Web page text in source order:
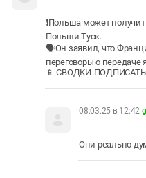
❗Польша может
Польши Туск.
🗣Он заявил, что
переговоры о передаче
📱 СВОДКИ-
08.03.25 в 12:42
Они реально